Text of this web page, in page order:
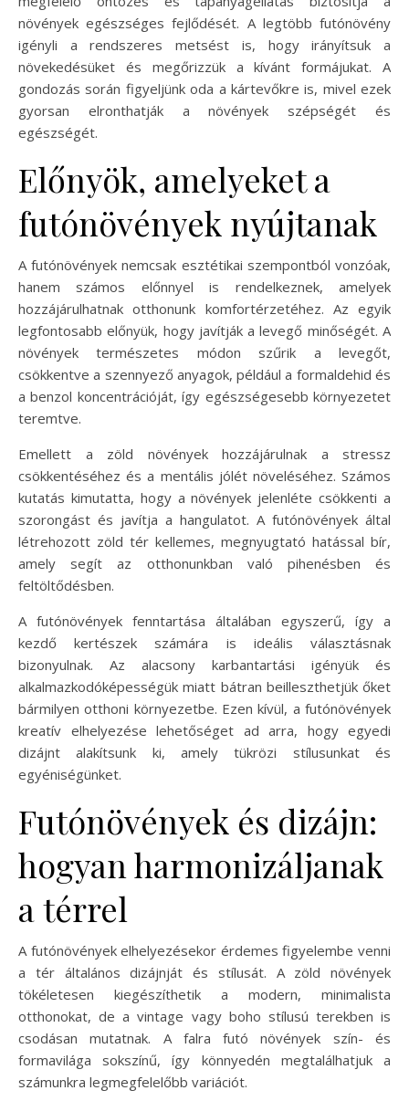
növények egészséges fejlődését. A legtöbb futónövény
igényli a rendszeres metsést is, hogy irányítsuk a
növekedésüket és megőrizzük a kívánt formájukat. A
gondozás során figyeljünk oda a kártevőkre is, mivel ezek
gyorsan elronthatják a növények szépségét és
egészségét.
Előnyök, amelyeket a
futónövények nyújtanak
A futónövények nemcsak esztétikai szempontból vonzóak,
hanem számos előnnyel is rendelkeznek, amelyek
hozzájárulhatnak otthonunk komfortérzetéhez. Az egyik
legfontosabb előnyük, hogy javítják a levegő minőségét. A
növények természetes módon szűrik a levegőt,
csökkentve a szennyező anyagok, például a formaldehid és
a benzol koncentrációját, így egészségesebb környezetet
teremtve.
Emellett a zöld növények hozzájárulnak a stressz
csökkentéséhez és a mentális jólét növeléséhez. Számos
kutatás kimutatta, hogy a növények jelenléte csökkenti a
szorongást és javítja a hangulatot. A futónövények által
létrehozott zöld tér kellemes, megnyugtató hatással bír,
amely segít az otthonunkban való pihenésben és
feltöltődésben.
A futónövények fenntartása általában egyszerű, így a
kezdő kertészek számára is ideális választásnak
bizonyulnak. Az alacsony karbantartási igényük és
alkalmazkodóképességük miatt bátran beilleszthetjük őket
bármilyen otthoni környezetbe. Ezen kívül, a futónövények
kreatív elhelyezése lehetőséget ad arra, hogy egyedi
dizájnt alakítsunk ki, amely tükrözi stílusunkat és
egyéniségünket.
Futónövények és dizájn:
hogyan harmonizáljanak
a térrel
A futónövények elhelyezésekor érdemes figyelembe venni
a tér általános dizájnját és stílusát. A zöld növények
tökéletesen kiegészíthetik a modern, minimalista
otthonokat, de a vintage vagy boho stílusú terekben is
csodásan mutatnak. A falra futó növények szín- és
formavilága sokszínű, így könnyedén megtalálhatjuk a
számunkra legmegfelelőbb variációt.